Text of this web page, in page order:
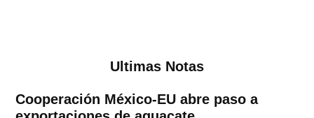
Ultimas Notas
Cooperación México-EU abre paso a